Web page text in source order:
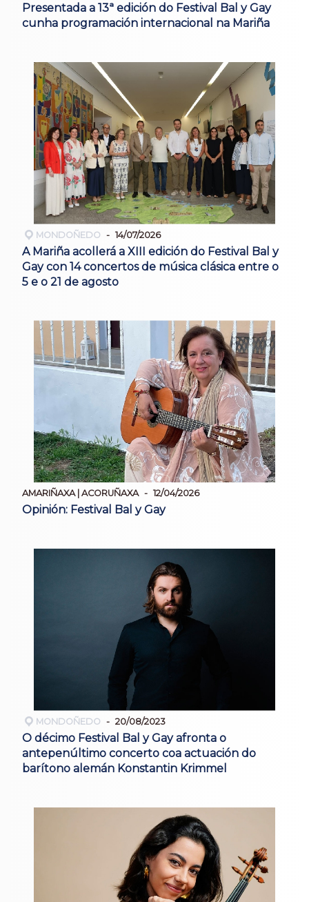
Presentada a 13ª edición do Festival Bal y Gay
cunha programación internacional na Mariña
MONDOÑEDO 14/07/2026
A Mariña acollerá a XIII edición do Festival Bal y
Gay con 14 concertos de música clásica entre o
5 e o 21 de agosto
AMARIÑAXA | ACORUÑAXA 12/04/2026
Opinión: Festival Bal y Gay
MONDOÑEDO 20/08/2023
O décimo Festival Bal y Gay afronta o
antepenúltimo concerto coa actuación do
barítono alemán Konstantin Krimmel